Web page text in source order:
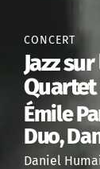
CONCERT
Jazz
Quartet
Émile
Duo,
Daniel